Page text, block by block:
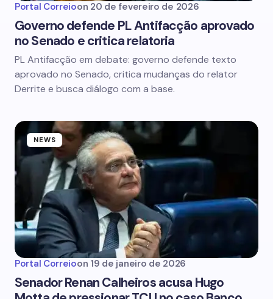
Portal Correioon 20 de fevereiro de 2026
Governo defende PL Antifacção aprovado
no Senado e critica relatoria
PL Antifacção em debate: governo defende texto
aprovado no Senado, critica mudanças do relator
Derrite e busca diálogo com a base.
NEWS
Portal Correioon 19 de janeiro de 2026
Senador Renan Calheiros acusa Hugo